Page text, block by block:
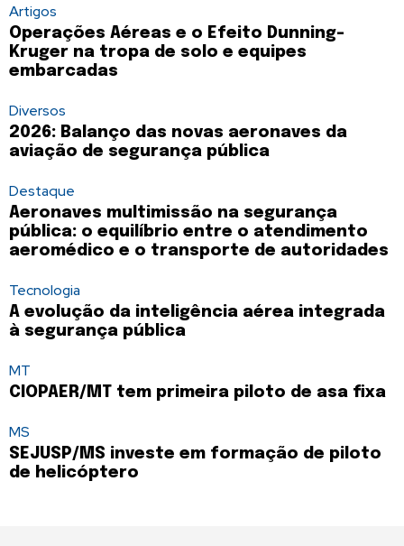
Artigos
Operações Aéreas e o Efeito Dunning-
Kruger na tropa de solo e equipes
embarcadas
Diversos
2026: Balanço das novas aeronaves da
aviação de segurança pública
Destaque
Aeronaves multimissão na segurança
pública: o equilíbrio entre o atendimento
aeromédico e o transporte de autoridades
Tecnologia
A evolução da inteligência aérea integrada
à segurança pública
MT
CIOPAER/MT tem primeira piloto de asa fixa
MS
SEJUSP/MS investe em formação de piloto
de helicóptero